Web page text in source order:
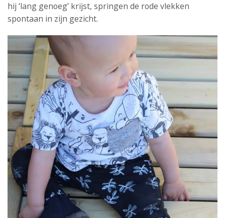
hij ‘lang genoeg’ krijst, springen de rode vlekken
spontaan in zijn gezicht.